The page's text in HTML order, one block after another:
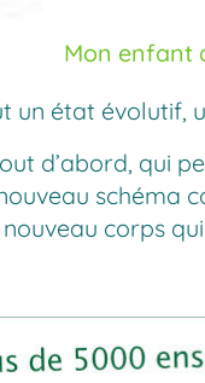
Mon enfant
un état
d’abord, qui
schéma
corps